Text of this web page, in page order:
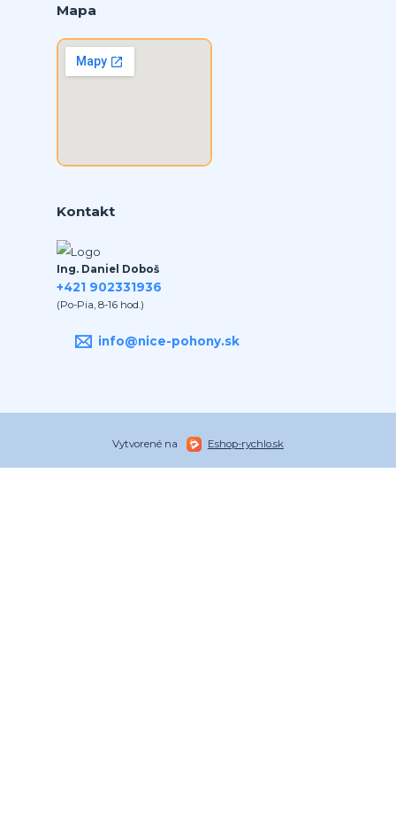
Mapa
Kontakt
Ing. Daniel Doboš
+421 902331936
(Po-Pia, 8-16 hod.)
info@nice-pohony.sk
Vytvorené na Eshop-rychlo.sk